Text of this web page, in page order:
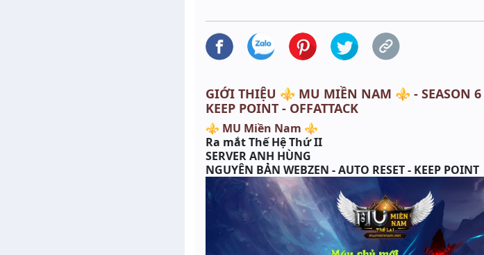
GIỚI THIỆU ⚜️ MU MIỀN NAM ⚜️ - SEASON 6 -
KEEP POINT - OFFATTACK
⚜ MU Miền Nam ⚜
Ra mắt Thế Hệ Thứ II
SERVER ANH HÙNG
NGUYÊN BẢN WEBZEN - AUTO RESET - KEEP POINT